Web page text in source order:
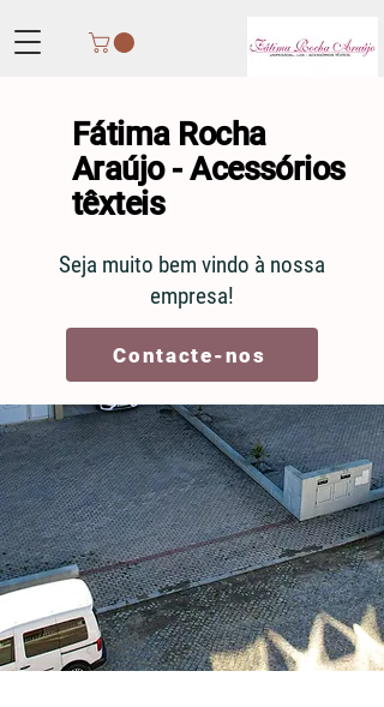
Fátima Rocha
Araújo - Acessórios
têxteis
Seja muito bem vindo à nossa
empresa!
Contacte-nos